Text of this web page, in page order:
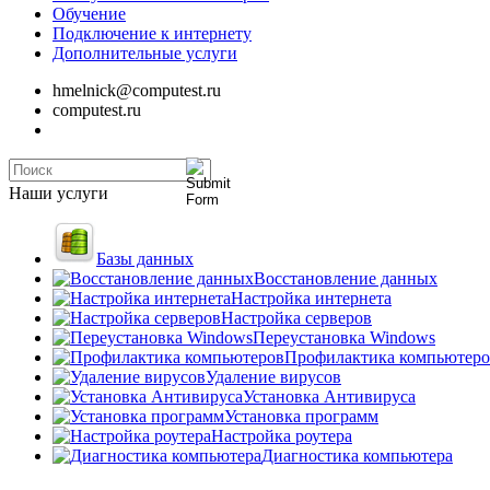
Обучение
Подключение к интернету
Дополнительные услуги
hmelnick@computest.ru
computest.ru
Наши услуги
Базы данных
Восстановление данных
Настройка интернета
Настройка серверов
Переустановка Windows
Профилактика
Удаление вирусов
Установка Антивируса
Установка программ
Настройка роутера
Диагностика компьютера